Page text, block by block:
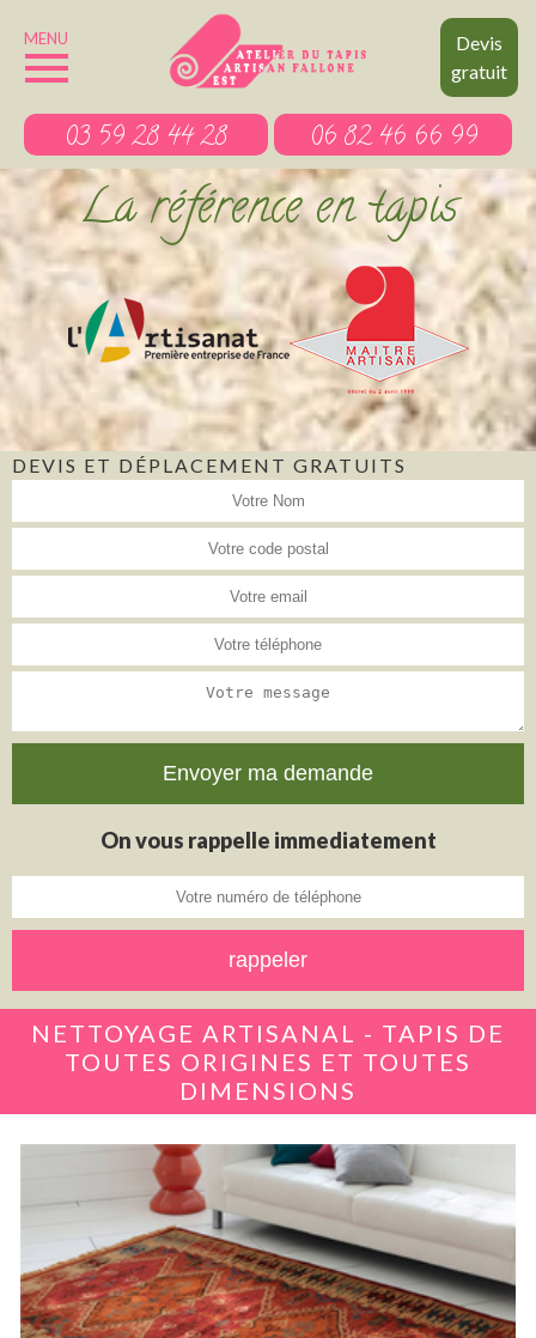
Devis
gratuit
MENU
03 59 28 44 28 06 82 46 66 99
La référence en tapis
DEVIS ET DÉPLACEMENT GRATUITS
On vous rappelle immediatement
NETTOYAGE ARTISANAL - TAPIS DE
TOUTES ORIGINES ET TOUTES
DIMENSIONS